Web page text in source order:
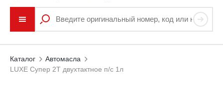
Каталог
Автомасла
LUXE Cупер 2Т двухтактное п/с 1л